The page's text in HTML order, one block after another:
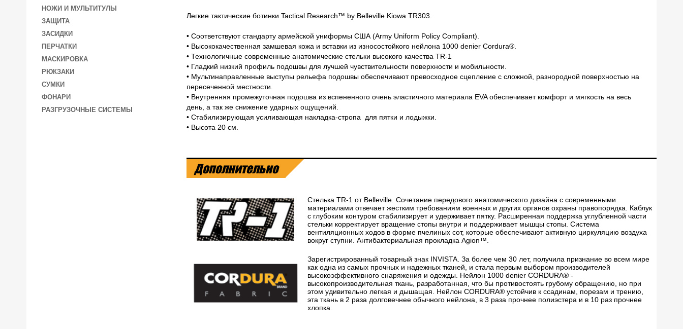
НОЖИ И МУЛЬТИТУЛЫ
ЗАЩИТА
ЗАСИДКИ
ПЕРЧАТКИ
МАСКИРОВКА
РЮКЗАКИ
СУМКИ
ФОНАРИ
РАЗГРУЗОЧНЫЕ СИСТЕМЫ
Легкие тактические ботинки Tactical Research™ by Belleville Kiowa TR303.
• Соответствуют стандарту армейской униформы США (Army Uniform Policy Compliant).
• Высококачественная замшевая кожа и вставки из износостойкого нейлона 1000 denier Cordura®.
• Технологичные современные анатомические стельки высокого качества TR-1
• Гладкий низкий профиль подошвы для лучшей чувствительности поверхности и мобильности.
• Мультинаправленные выступы рельефа подошвы обеспечивают превосходное сцепление с сложной, разнородной поверхностью на
пересеченной местности.
• Внутренняя промежуточная подошва из вспененного очень эластичного материала EVA обеспечивает комфорт и мягкость на весь
день, а так же снижение ударных ощущений.
• Стабилизирующая усиливающая накладка-стропа для пятки и лодыжки.
• Высота 20 см.
Дополнительно
Стелька TR-1 от Belleville. Сочетание передового анатомического дизайна с современными
материалами отвечает жестким требованиям военных и других органов охраны правопорядка. Каблук
с глубоким контуром стабилизирует и удерживает пятку. Расширенная поддержка углубленной части
стельки корректирует вращение стопы внутри и поддерживает мышцы стопы. Система
вентиляционных ходов в форме пчелиных сот, которые обеспечивают активную циркуляцию воздуха
вокруг ступни. Антибактериальная прокладка Agion™.
Зарегистрированный товарный знак INVISTA. За более чем 30 лет, получила признание во всем мире
как одна из самых прочных и надежных тканей, и стала первым выбором производителей
высокоэффективного снаряжения и одежды. Нейлон 1000 denier CORDURA® -
высокопроизводительная ткань, разработанная, что бы противостоять грубому обращению, но при
этом удивительно легкая и дышащая. Нейлон CORDURA® устойчив к ссадинам, порезам и трению,
эта ткань в 2 раза долговечнее обычного нейлона, в 3 раза прочнее полиэстера и в 10 раз прочнее
хлопка.